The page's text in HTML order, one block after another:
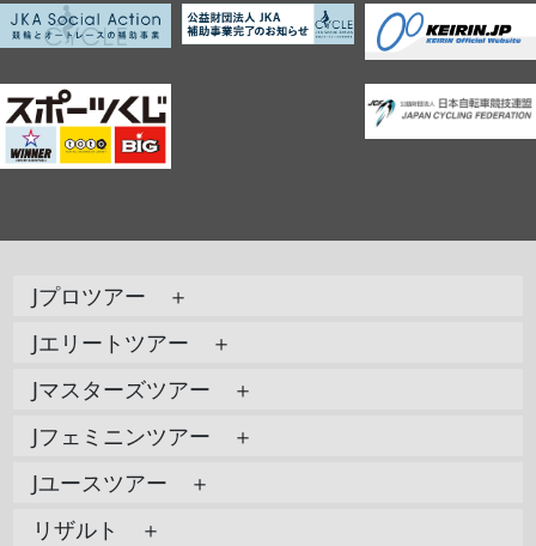
Jプロツアー ＋
Jエリートツアー ＋
Jマスターズツアー ＋
Jフェミニンツアー ＋
Jユースツアー ＋
リザルト ＋